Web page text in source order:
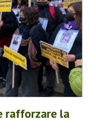
rafforzare la